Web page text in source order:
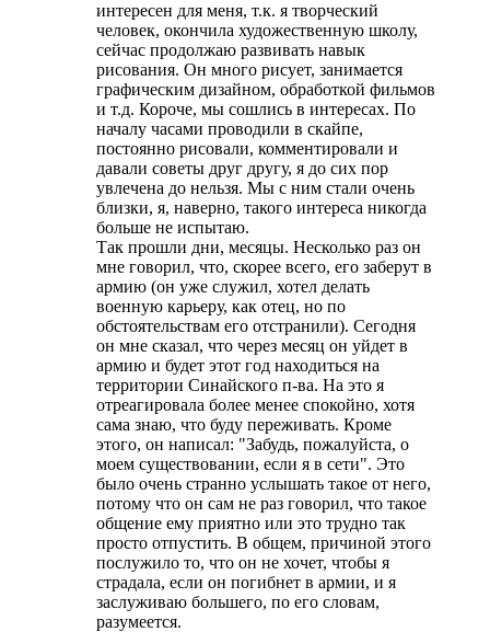
интересен для меня, т.к. я творческий
человек, окончила художественную школу,
сейчас продолжаю развивать навык
рисования. Он много рисует, занимается
графическим дизайном, обработкой фильмов
и т.д. Короче, мы сошлись в интересах. По
началу часами проводили в скайпе,
постоянно рисовали, комментировали и
давали советы друг другу, я до сих пор
увлечена до нельзя. Мы с ним стали очень
близки, я, наверно, такого интереса никогда
больше не испытаю.
Так прошли дни, месяцы. Несколько раз он
мне говорил, что, скорее всего, его заберут в
армию (он уже служил, хотел делать
военную карьеру, как отец, но по
обстоятельствам его отстранили). Сегодня
он мне сказал, что через месяц он уйдет в
армию и будет этот год находиться на
территории Синайского п-ва. На это я
отреагировала более менее спокойно, хотя
сама знаю, что буду переживать. Кроме
этого, он написал: "Забудь, пожалуйста, о
моем существовании, если я в сети". Это
было очень странно услышать такое от него,
потому что он сам не раз говорил, что такое
общение ему приятно или это трудно так
просто отпустить. В общем, причиной этого
послужило то, что он не хочет, чтобы я
страдала, если он погибнет в армии, и я
заслуживаю большего, по его словам,
разумеется.